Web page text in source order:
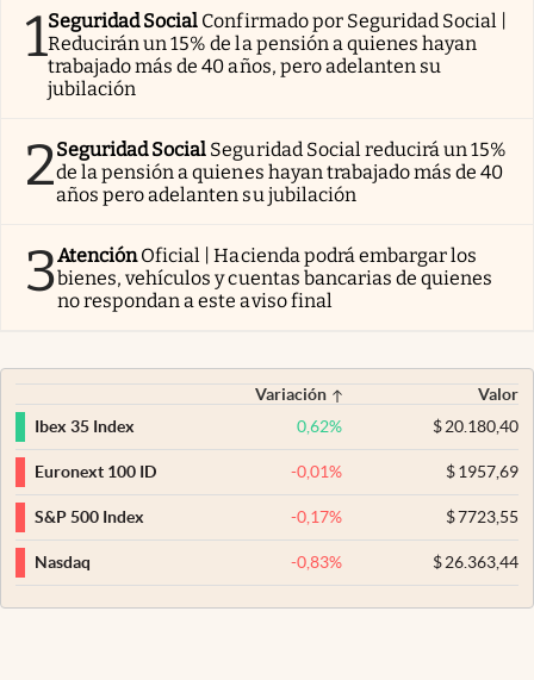
1Seguridad Social Confirmado por Seguridad Social |
Reducirán un 15% de la pensión a quienes hayan
trabajado más de 40 años, pero adelanten su
jubilación
2Seguridad Social Seguridad Social reducirá un 15%
de la pensión a quienes hayan trabajado más de 40
años pero adelanten su jubilación
3AtenciónOficial | Hacienda podrá embargar los
bienes, vehículos y cuentas bancarias de quienes
no respondan a este aviso final
Variación
Valor
Ibex 35 Index
0,62% $20.180,40
Euronext 100 ID -0,01% $1957,69
S&P 500 Index -0,17% $7723,55
Nasdaq -0,83% $26.363,44